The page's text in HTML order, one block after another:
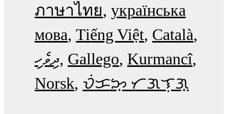
ภาษาไทย українська
мова Tiếng Việt Català
ދިވެހި Gallego Kurmancî
Norsk ᜏᜒᜃᜅ᜔ ᜆᜄᜎᜓᜄ᜔